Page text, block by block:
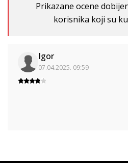
Prikazane ocene
korisnika koji su
Igor
07.04.2025. 09:59